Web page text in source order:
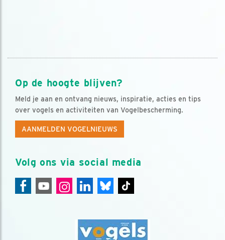
Op de hoogte blijven?
Meld je aan en ontvang nieuws, inspiratie, acties en tips
over vogels en activiteiten van Vogelbescherming.
AANMELDEN VOGELNIEUWS
Volg ons via social media